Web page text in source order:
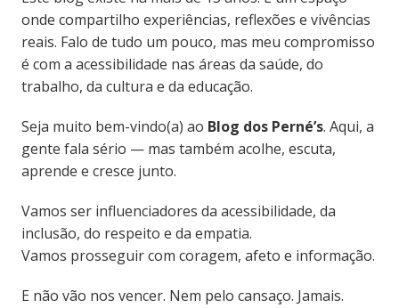
onde compartilho experiências, reflexões e vivências
reais. Falo de tudo um pouco, mas meu compromisso
é com a acessibilidade nas áreas da saúde, do
trabalho, da cultura e da educação.
Seja muito bem-vindo(a) ao Blog dos Perné’s. Aqui, a
gente fala sério — mas também acolhe, escuta,
aprende e cresce junto.
Vamos ser influenciadores da acessibilidade, da
inclusão, do respeito e da empatia.
Vamos prosseguir com coragem, afeto e informação.
E não vão nos vencer. Nem pelo cansaço. Jamais.